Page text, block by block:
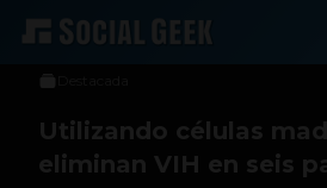
Jeniffer Espinosa
16 de octubre de 2018
Utilizando células
eliminan VIH en seis